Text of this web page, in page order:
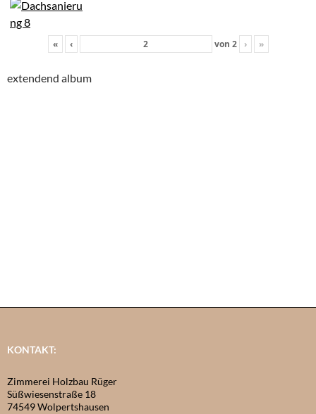
« ‹ von 2 › »
extendend album
KONTAKT:
Zimmerei Holzbau Rüger
Süßwiesenstraße 18
74549 Wolpertshausen